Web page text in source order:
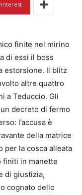
finite nel mirino
di essi il boss
estorsione. Il blitz
altre quattro
a Teduccio. Gli
decreto di fermo
l’accusa è
della matrice
per la cosca alleata
finiti in manette
di giustizia,
cognato dello